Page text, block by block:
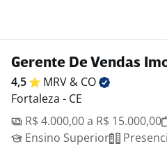
Gerente De Vendas
4,5 MRV & CO
Fortaleza - CE
R$ 4.000,00 a R$ 15.000,00
Ensino Superior